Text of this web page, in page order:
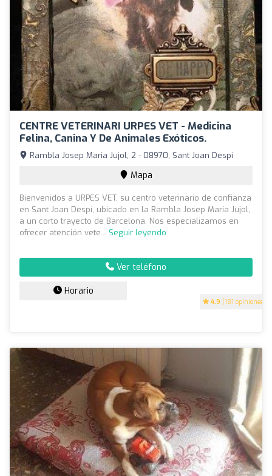
CENTRE VETERINARI URPES VET - Medicina
Felina, Canina Y De Animales Exóticos.
4.9 (181 opiniones)
Rambla Josep Maria Jujol, 2 - 08970, Sant Joan Despí
Mapa
Bienvenidos a URPES VET, su centro veterinario de confianza
en Sant Joan Despí, ubicado en la Rambla Josep María Jujol,
a un corto trayecto de Barcelona. Nos especializamos en
ofrecer atención vete... Seguir leyendo
Ver teléfono
Horario